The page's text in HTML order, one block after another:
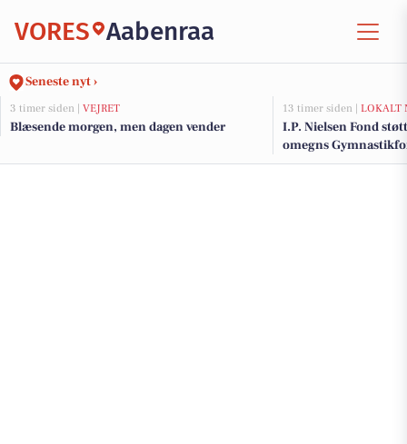
VORES Aabenraa
Seneste nyt ›
3 timer siden | VEJRET
Blæsende morgen, men dagen vender
13 timer siden | LOKALT
I.P. Nielsen Fond
omegns